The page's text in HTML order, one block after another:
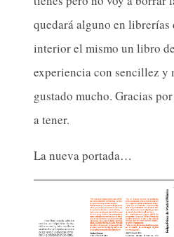
quedará alguno en
interior el mismo un libro
experiencia con sencillez y
gustado mucho. Gracias
a tener.
La nueva portada…